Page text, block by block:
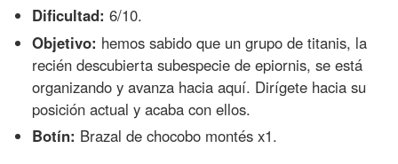
Dificultad: 6/10.
Objetivo: hemos sabido que un grupo de titanis, la
recién descubierta subespecie de epiornis, se está
organizando y avanza hacia aquí. Dirígete hacia su
posición actual y acaba con ellos.
Botín: Brazal de chocobo montés x1.